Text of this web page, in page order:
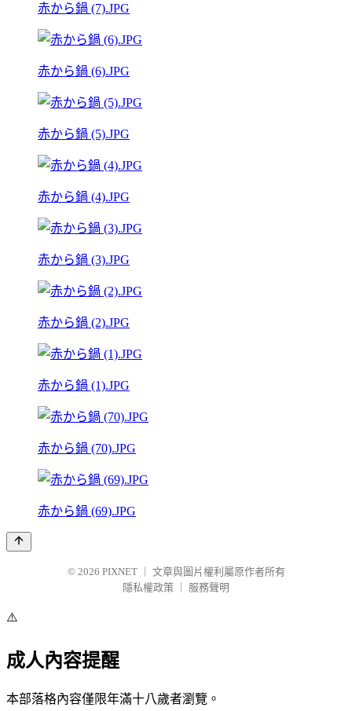
赤から鍋 (7).JPG
赤から鍋 (6).JPG
赤から鍋 (5).JPG
赤から鍋 (4).JPG
赤から鍋 (3).JPG
赤から鍋 (2).JPG
赤から鍋 (1).JPG
赤から鍋 (70).JPG
赤から鍋 (69).JPG
© 2026 PIXNET
文章與圖片權利屬原作者所有
隱私權政策
服務聲明
⚠️
成人內容提醒
本部落格內容僅限年滿十八歲者瀏覽。